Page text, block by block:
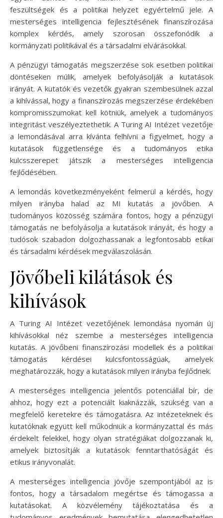
feszültségek és a politikai helyzet egyértelmű jele. A
mesterséges intelligencia fejlesztésének finanszírozása
komplex kérdés, amely szorosan összefonódik a
kormányzati politikával és a társadalmi elvárásokkal.
A pénzügyi támogatás megszerzése sok esetben politikai
döntéseken múlik, amelyek befolyásolják a kutatások
irányát. A kutatók és vezetők gyakran szembesülnek azzal
a kihívással, hogy a finanszírozás megszerzése érdekében
kompromisszumokat kell kötniük, amelyek a tudományos
integritást veszélyeztethetik. A Turing AI Intézet vezetője
a lemondásával arra kívánta felhívni a figyelmet, hogy a
kutatások függetlensége és a tudományos etika
kulcsszerepet játszik a mesterséges intelligencia
fejlődésében.
A lemondás következményeként felmerül a kérdés, hogy
milyen irányba halad az MI kutatás a jövőben. A
tudományos közösség számára fontos, hogy a pénzügyi
támogatás ne befolyásolja a kutatások irányát, és hogy a
tudósok szabadon dolgozhassanak a legfontosabb etikai
és társadalmi kérdések megválaszolásán.
Jövőbeli kilátások és
kihívások
A Turing AI Intézet vezetőjének lemondása nyomán új
kihívásokkal néz szembe a mesterséges intelligencia
kutatás. A jövőbeni finanszírozási modellek és a politikai
támogatás kérdései kulcsfontosságúak, amelyek
meghatározzák, hogy a kutatások milyen irányba fejlődnek.
A mesterséges intelligencia jelentős potenciállal bír, de
ahhoz, hogy ezt a potenciált kiaknázzák, szükség van a
megfelelő keretekre és támogatásra. Az intézeteknek és
kutatóknak együtt kell működniük a kormányzattal és más
érdekelt felekkel, hogy olyan stratégiákat dolgozzanak ki,
amelyek biztosítják a kutatások fenntarthatóságát és
etikus irányvonalát.
A mesterséges intelligencia jövője szempontjából az is
fontos, hogy a társadalom megértse és támogassa a
kutatásokat. A közvélemény tájékoztatása és a